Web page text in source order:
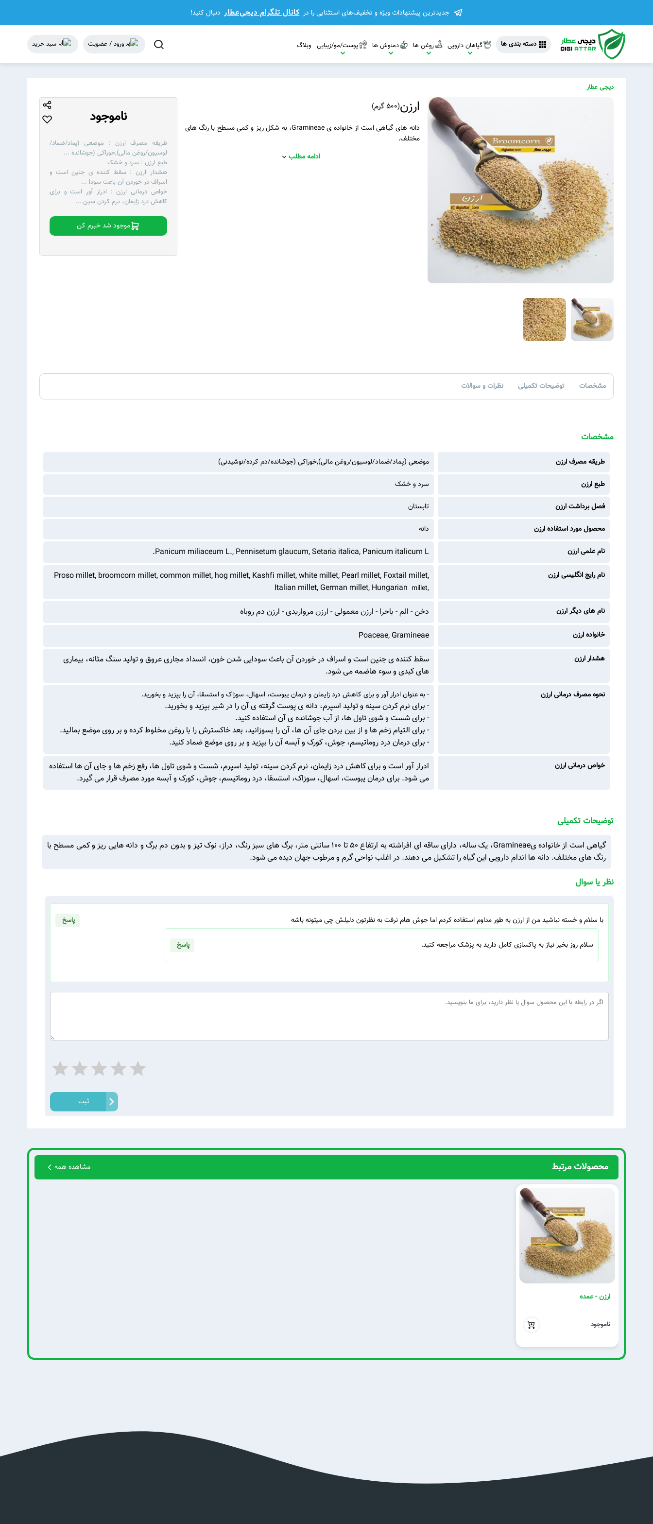
جدیدترین پیشنهادات ویژه و تخفیف‌های استثنایی را در کانال تلگرام دیجی‌عطار دنبال کنید!
دسته بندی ها گیاهان دارویی
مشاهده بیشتر
روغن ها دمنوش ها پوست/مو/زیبایی وبلاگ ورود / عضویت سبد خرید
دیجی عطار
ارزن(500 گرم )
دانه های گیاهی است از خانواده ی Gramineae، به شکل ریز و کمی مسطح با رنگ های
مختلف.
ادامه مطلب
ناموجود
طریقه مصرف ارزن : موضعی (پماد/ضماد/
لوسیون/روغن مالی),خوراکی (جوشانده ...
طبع ارزن :سرد و خشک
هشدار ارزن :سقط کننده ی جنین است و
اسراف در خوردن آن باعث سودا ...
خواص درمانی ارزن : ادرار آور است و برای
کاهش درد زایمان، نرم کردن سین ...
موجود شد خبرم کن
مشخصات توضیحات تکمیلی نظرات و سوالات
مشخصات
طریقه مصرف ارزن موضعی (پماد/ضماد/لوسیون/روغن مالی),خوراکی (جوشانده/دم کرده/نوشیدنی)
طبع ارزن سرد و خشک
فصل برداشت ارزن تابستان
محصول مورد استفاده ارزن دانه
نام علمی ارزن .Panicum miliaceum L., Pennisetum glaucum, Setaria italica, Panicum italicum L
نام رایج انگلیسی ارزن
Proso millet, broomcorn millet, common millet, hog millet, Kashfi millet, white millet, Pearl millet, Foxtail millet,
Italian millet, German millet, Hungarian millet,
نام های دیگر ارزن دخن - الم - باجرا - ارزن معمولی - ارزن مرواریدی - ارزن دم روباه
خانواده ارزن Poaceae, Gramineae
هشدار ارزن
سقط کننده ی جنین است و اسراف در خوردن آن باعث سودایی شدن خون، انسداد مجاری عروق و تولید سنگ مثانه، بیماری
های کبدی و سوء هاضمه می شود.
نحوه مصرف درمانی ارزن - به عنوان ادرار آور و برای کاهش درد زایمان و درمان یبوست، اسهال، سوزاک و استسقا، آن را بپزید و بخورید.
- برای نرم کردن سینه و تولید اسپرم، دانه ی پوست گرفته ی آن را در شیر بپزید و بخورید.
- برای شست و شوی تاول ها، از آب جوشانده ی آن استفاده کنید.
- برای التیام زخم ها و از بین بردن جای آن ها، آن را بسوزانید، بعد خاکسترش را با روغن مخلوط کرده و بر روی موضع بمالید.
- برای درمان درد روماتیسم، جوش، کورک و آبسه آن را بپزید و بر روی موضع ضماد کنید.
خواص درمانی ارزن
ادرار آور است و برای کاهش درد زایمان، نرم کردن سینه، تولید اسپرم، شست و شوی تاول ها، رفع زخم ها و جای آن ها استفاده
می شود. برای درمان یبوست، اسهال، سوزاک، استسقا، درد روماتیسم، جوش، کورک و آبسه مورد مصرف قرار می گیرد.
توضیحات تکمیلی
گیاهی است از خانواده یGramineae، یک ساله، دارای ساقه ای افراشته به ارتفاع ۵۰ تا ۱۰۰ سانتی متر، برگ های سبز رنگ، دراز، نوک تیز و بدون دم برگ و دانه هایی ریز و کمی مسطح با
رنگ های مختلف. دانه ها اندام دارویی این گیاه را تشکیل می دهند. در اغلب نواحی گرم و مرطوب جهان دیده می شود.
نظر یا سوال
با سلام و خسته نباشید من از ارزن به طور مداوم استفاده کردم اما جوش هام نرفت به نظرتون دلیلش چی میتونه باشه
سلام روز بخیر نیاز به پاکسازی کامل دارید به پزشک مراجعه کنید. پاسخ
پاسخ
ثبت
محصولات مرتبط مشاهده همه
ارزن - عمده
ناموجود